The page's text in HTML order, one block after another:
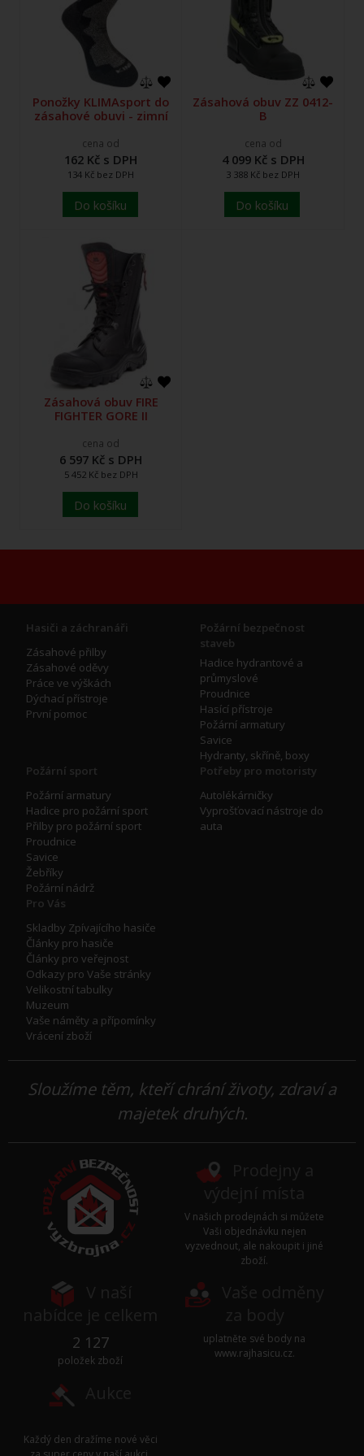
Ponožky KLIMAsport do
zásahové obuvi - zimní
cena od
162 Kč s DPH
134 Kč bez DPH
Do košíku
Zásahová obuv ZZ 0412-
B
cena od
4 099 Kč s DPH
3 388 Kč bez DPH
Do košíku
Zásahová obuv FIRE
FIGHTER GORE II
cena od
6 597 Kč s DPH
5 452 Kč bez DPH
Do košíku
Hasiči a záchranáři
Zásahové přilby
Zásahové oděvy
Práce ve výškách
Dýchací přístroje
První pomoc
Požární bezpečnost
staveb
Hadice hydrantové a
průmyslové
Proudnice
Hasící přístroje
Požární armatury
Savice
Hydranty, skříně, boxy
Požární sport
Požární armatury
Hadice pro požární sport
Přilby pro požární sport
Proudnice
Savice
Žebříky
Požární nádrž
Potřeby pro motoristy
Autolékárničky
Vyprošťovací nástroje do
auta
Pro Vás
Skladby Zpívajícího hasiče
Články pro hasiče
Články pro veřejnost
Odkazy pro Vaše stránky
Velikostní tabulky
Muzeum
Vaše náměty a přípomínky
Vrácení zboží
Sloužíme těm, kteří chrání životy, zdraví a
majetek druhých.
V našich prodejnách si můžete
Vaši objednávku nejen
vyzvednout, ale nakoupit i jiné
zboží.
2 127
položek zboží
uplatněte své body na
www.rajhasicu.cz.
Každý den dražíme nové věci